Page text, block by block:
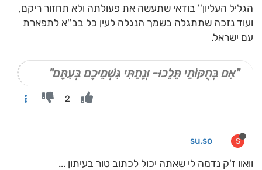
הגליל העליון'' בודאי שתעשה את פעולתה ולא תחזור ריקם,
ועוד נזכה שתתגלה בשמך הנגלה לעין כל בב''א לתפארת
עם ישראל.
"אִם בְּחֻקּוֹתַי תֵּלֵכוּ- וְנָתַתִּי גִּשְׁמֵיכֶם בְּעִתָּם"
2
S
su.so
וואוו ז'ק נדמה לי שאתה יכול לכתוב טור בעיתון ...